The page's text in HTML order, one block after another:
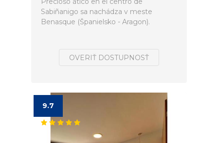
Sabiñanigo sa nachádza v meste
Benasque (Španielsko - Aragon).
OVERIŤ DOSTUPNOSŤ
9.7